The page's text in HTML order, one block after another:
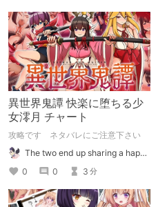
異世界鬼譚 快楽に堕ちる少
女澪月 チャート
攻略です ネタバレにご注意下さい
The two end up sharing a happy kiss【二人は幸せな接吻をして終了】
0
0 3 分